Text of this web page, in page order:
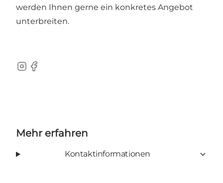
werden Ihnen gerne ein konkretes Angebot
unterbreiten.
Instagram
Facebook
Mehr erfahren
Kontaktinformationen